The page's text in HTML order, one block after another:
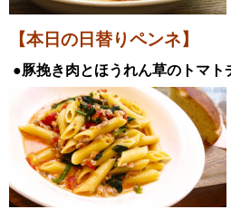
【本日の日替りペンネ】
●豚挽き肉とほうれん草のトマト